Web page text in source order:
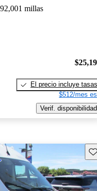
92,001 millas
El precio incluye tasas
$512/mes
Verif. disponibilidad